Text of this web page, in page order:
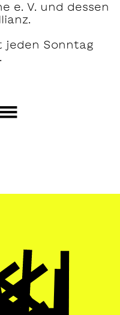
e. V. und dessen
jeden Sonntag